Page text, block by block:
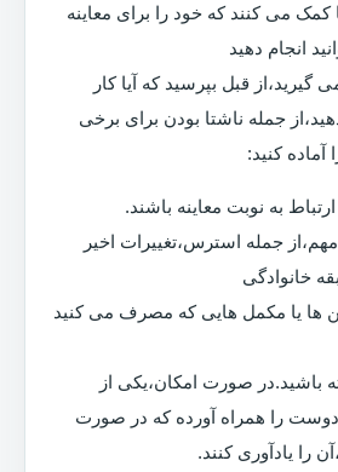
کمک می کنند که خود را برای معاینه
انجام دهید
گیرید،از قبل بپرسید که آیا کار
جمله ناشتا بودن برای برخی
کنید:
به نوبت معاینه باشند.
جمله استرس،تغییرات اخیر
خانوادگی
ها یا مکمل هایی که مصرف می کنید
باشید.در صورت امکان،یکی از
دوست را همراه آورده که در صورت
را یادآوری کنند.